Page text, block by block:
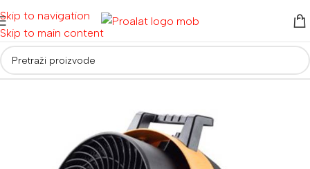
Skip to navigation
Skip to main content
Početna/ Ostalo/Grijalice i ventilatori